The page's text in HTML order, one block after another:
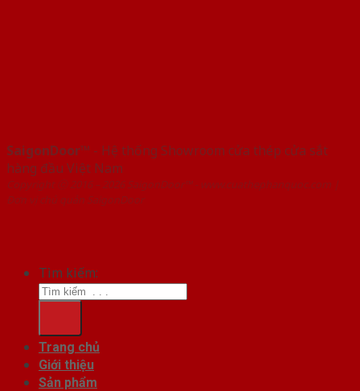
SaigonDoor™ - Hệ thống Showroom cửa thép cửa sắt
hàng đầu Việt Nam
Copyright ⓒ 2016 – 2026 SaigonDoor™ - www.cuathephanquoc.com |
Đơn vị chủ quản SaigonDoor
Tìm kiếm:
Trang chủ
Giới thiệu
Sản phẩm